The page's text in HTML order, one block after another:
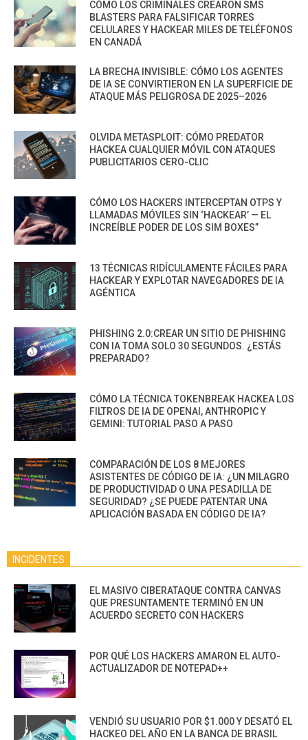
CÓMO LOS CRIMINALES CREARON SMS
BLASTERS PARA FALSIFICAR TORRES
CELULARES Y HACKEAR MILES DE TELÉFONOS
EN CANADÁ
LA BRECHA INVISIBLE: CÓMO LOS AGENTES
DE IA SE CONVIRTIERON EN LA SUPERFICIE DE
ATAQUE MÁS PELIGROSA DE 2025–2026
OLVIDA METASPLOIT: CÓMO PREDATOR
HACKEA CUALQUIER MÓVIL CON ATAQUES
PUBLICITARIOS CERO-CLIC
CÓMO LOS HACKERS INTERCEPTAN OTPS Y
LLAMADAS MÓVILES SIN ‘HACKEAR’ — EL
INCREÍBLE PODER DE LOS SIM BOXES”
13 TÉCNICAS RIDÍCULAMENTE FÁCILES PARA
HACKEAR Y EXPLOTAR NAVEGADORES DE IA
AGÉNTICA
PHISHING 2.0:CREAR UN SITIO DE PHISHING
CON IA TOMA SOLO 30 SEGUNDOS. ¿ESTÁS
PREPARADO?
CÓMO LA TÉCNICA TOKENBREAK HACKEA LOS
FILTROS DE IA DE OPENAI, ANTHROPIC Y
GEMINI: TUTORIAL PASO A PASO
COMPARACIÓN DE LOS 8 MEJORES
ASISTENTES DE CÓDIGO DE IA: ¿UN MILAGRO
DE PRODUCTIVIDAD O UNA PESADILLA DE
SEGURIDAD? ¿SE PUEDE PATENTAR UNA
APLICACIÓN BASADA EN CÓDIGO DE IA?
INCIDENTES
EL MASIVO CIBERATAQUE CONTRA CANVAS
QUE PRESUNTAMENTE TERMINÓ EN UN
ACUERDO SECRETO CON HACKERS
POR QUÉ LOS HACKERS AMARON EL AUTO-
ACTUALIZADOR DE NOTEPAD++
VENDIÓ SU USUARIO POR $1.000 Y DESATÓ EL
HACKEO DEL AÑO EN LA BANCA DE BRASIL